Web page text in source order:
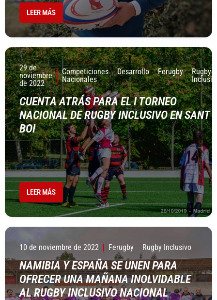
LEER MÁS
29 de
noviembre
de 2022
Competiciones
Nacionales
Desarrollo Ferugby
Rugby
CUENTA ATRÁS PARA EL I TORNEO
NACIONAL DE RUGBY INCLUSIVO EN SANT
BOI
LEER MÁS
10 de noviembre de 2022 Ferugby Rugby Inclusivo
NAMIBIA Y ESPAÑA SE UNEN PARA
OFRECER UNA MAÑANA INOLVIDABLE
AL RUGBY INCLUSIVO NACIONAL